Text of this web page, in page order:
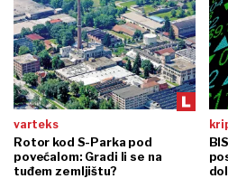
varteks
Rotor kod S-Parka pod
povećalom: Gradi li se na
tuđem zemljištu?